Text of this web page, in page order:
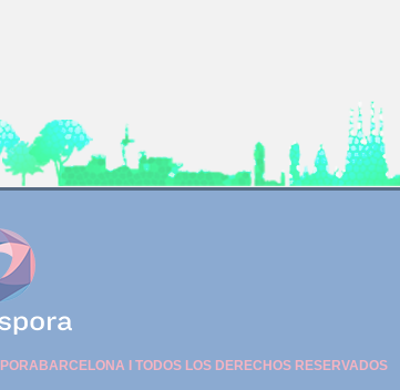
I TODOS LOS DERECHOS RESERVADOS